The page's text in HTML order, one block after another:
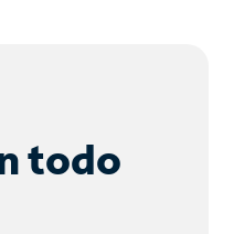
todo